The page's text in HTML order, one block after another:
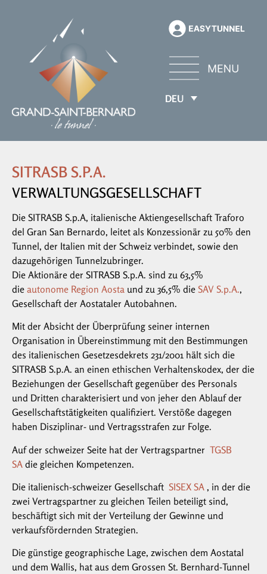
DEU
SITRASB S.P.A.
VERWALTUNGSGESELLSCHAFT
Die SITRASB S.p.A, italienische Aktiengesellschaft Traforo
del Gran San Bernardo, leitet als Konzessionär zu 50% den
Tunnel, der Italien mit der Schweiz verbindet, sowie den
dazugehörigen Tunnelzubringer.
Die Aktionäre der SITRASB S.p.A. sind zu 63,5%
die autonome Region Aosta und zu 36,5% die SAV S.p.A.,
Gesellschaft der Aostataler Autobahnen.
Mit der Absicht der Überprüfung seiner internen
Organisation in Übereinstimmung mit den Bestimmungen
des italienischen Gesetzesdekrets 231/2001 hält sich die
SITRASB S.p.A. an einen ethischen Verhaltenskodex, der die
Beziehungen der Gesellschaft gegenüber des Personals
und Dritten charakterisiert und von jeher den Ablauf der
Gesellschaftstätigkeiten qualifiziert. Verstöße dagegen
haben Disziplinar- und Vertragsstrafen zur Folge.
Auf der schweizer Seite hat der Vertragspartner TGSB
SA die gleichen Kompetenzen.
Die italienisch-schweizer Gesellschaft SISEX SA , in der die
zwei Vertragspartner zu gleichen Teilen beteiligt sind,
beschäftigt sich mit der Verteilung der Gewinne und
verkaufsfördernden Strategien.
Die günstige geographische Lage, zwischen dem Aostatal
und dem Wallis, hat aus dem Grossen St. Bernhard-Tunnel